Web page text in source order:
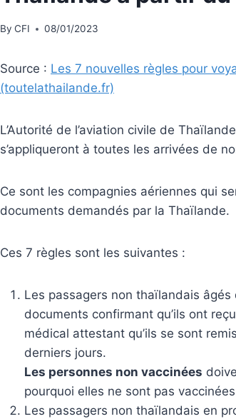
By CFI 08/01/2023
Source : Les 7 nouvelles règles pour
(toutelathailande.fr)
L’Autorité de l’aviation civile de
s’appliqueront à toutes les arrivées de
Ce sont les compagnies aériennes qui
documents demandés par la Thaïlande.
Ces 7 règles sont les suivantes :
Les passagers non thaïlandais
documents confirmant qu’ils ont
médical attestant qu’ils se sont
derniers jours.
Les personnes non vaccinées
pourquoi elles ne sont pas
Les passagers non thaïlandais en